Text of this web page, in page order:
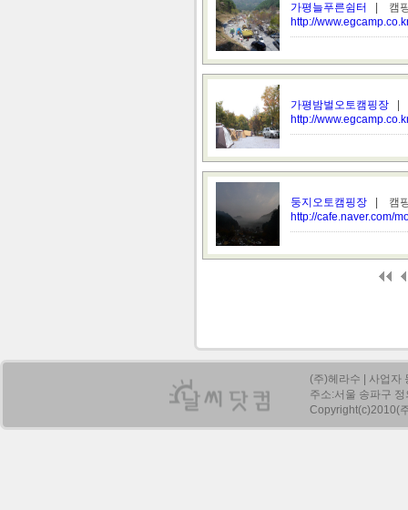
가평늘푸른쉼터
| 캠핑
http://
가평밤벌오토캠핑장|
http://
둥지오토캠핑장| 캠핑
http://cafe.naver.com/
(주)헤라수 | 사업자
주소:서울 송파구
Copyright(c)2010(